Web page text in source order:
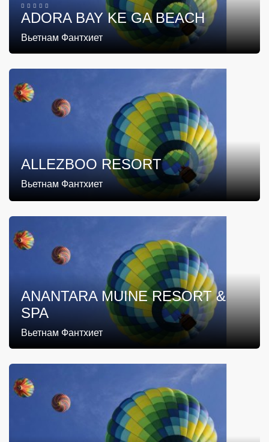
ADORA BAY KE GA BEACH
Вьетнам Фантхиет
ALLEZBOO RESORT
Вьетнам Фантхиет
ANANTARA MUINE RESORT &
SPA
Вьетнам Фантхиет